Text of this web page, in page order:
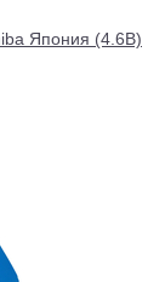
Япония (4.6В)